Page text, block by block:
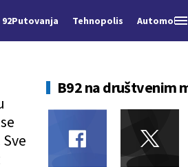
92Putovanja Tehnopolis Automobili
B92 na društvenim